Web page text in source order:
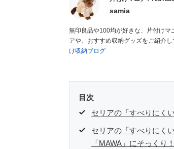
samia
無印良品や100均が好きな、片付け
アや、おすすめ収納グッズをご紹介
け収納ブログ
目次
セリアの「すべりにく
セリアの「すべりにく
「MAWA」にそっくり！